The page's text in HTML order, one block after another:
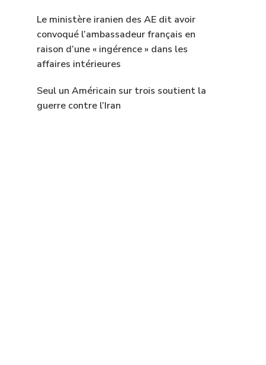
Le ministère iranien des AE dit avoir
convoqué l’ambassadeur français en
raison d’une « ingérence » dans les
affaires intérieures
Seul un Américain sur trois soutient la
guerre contre l’Iran